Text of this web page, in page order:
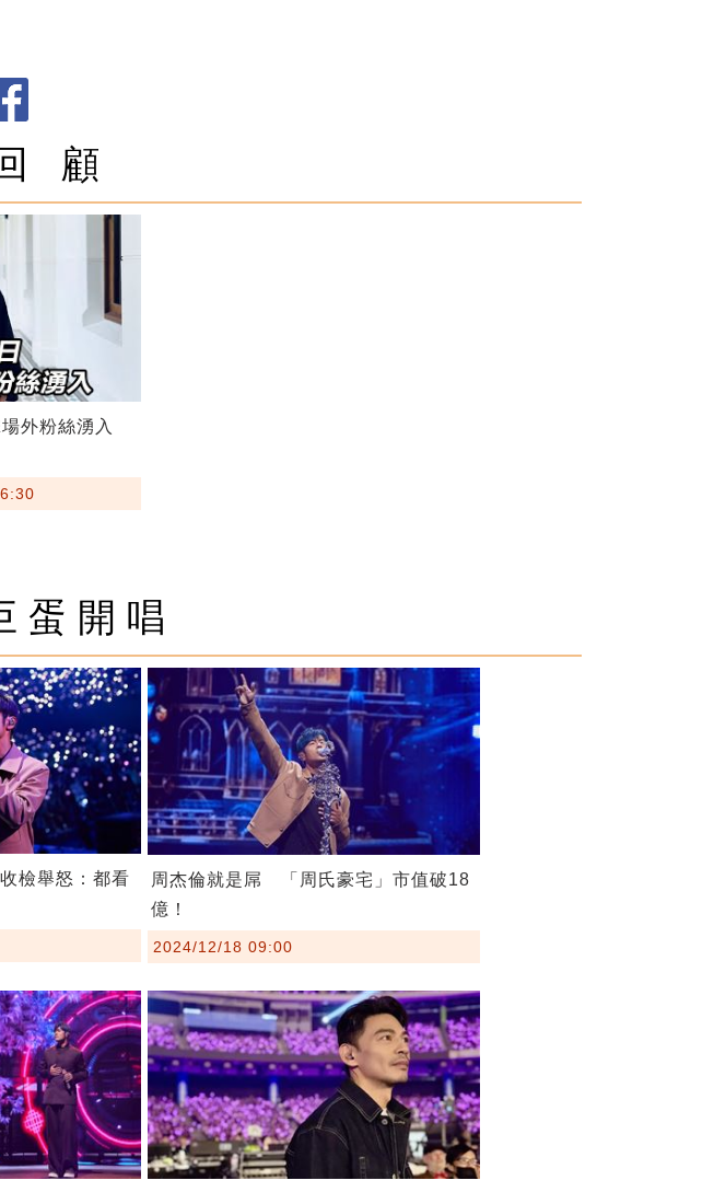
顧
外粉絲湧入
蛋開唱
檢舉怒：都看
周杰倫就是屌 「周氏豪宅」市值破18
億！
2024/12/18 09:00